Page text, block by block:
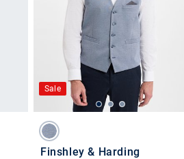
Sale
Finshley & Harding